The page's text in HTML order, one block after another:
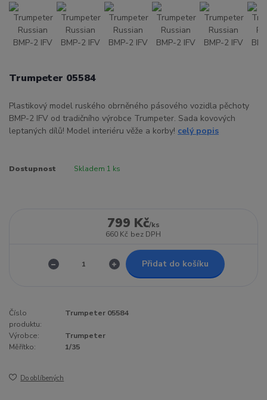
Trumpeter 05584
Plastikový model ruského obrněného pásového vozidla pěchoty
BMP-2 IFV od tradičního výrobce Trumpeter. Sada kovových
leptaných dílů! Model interiéru věže a korby! celý popis
Dostupnost Skladem 1 ks
799 Kč/ks
660 Kč bez DPH
Přidat do košíku
Číslo
produktu:
Trumpeter 05584
Výrobce:
Trumpeter
Měřítko:
1/35
Do oblíbených